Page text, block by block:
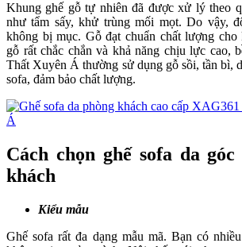
Khung ghế gỗ tự nhiên đã được xử lý theo
như tẩm sấy, khử trùng mối mọt. Do vậy,
không bị mục. Gỗ đạt chuẩn chất lượng cho
gỗ rất chắc chắn và khả năng chịu lực cao,
Thất Xuyên Á thường sử dụng gỗ sồi, tần bì,
sofa, đảm bảo chất lượng.
Cách chọn ghế sofa da
khách
Kiểu mẫu
Ghế sofa rất đa dạng mẫu mã. Bạn có